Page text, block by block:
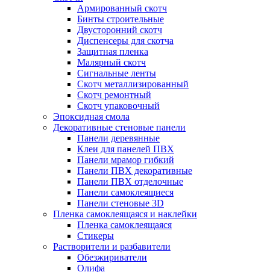
Армированный скотч
Бинты строительные
Двусторонний скотч
Диспенсеры для скотча
Защитная пленка
Малярный скотч
Сигнальные ленты
Скотч металлизированный
Скотч ремонтный
Скотч упаковочный
Эпоксидная смола
Декоративные стеновые панели
Панели деревянные
Клеи для панелей ПВХ
Панели мрамор гибкий
Панели ПВХ декоративные
Панели ПВХ отделочные
Панели самоклеящиеся
Панели стеновые 3D
Пленка самоклеящаяся и наклейки
Пленка самоклеящаяся
Стикеры
Растворители и разбавители
Обезжириватели
Олифа